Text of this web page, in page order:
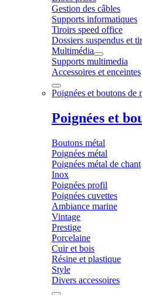
Gestion des câbles
Supports informatiques
Tiroirs speed office
Dossiers suspendus et
Multimédia
Supports multimedia
Accessoires et enceintes
Poignées et boutons de
Poignées et
Boutons métal
Poignées métal
Poignées métal de chant
Inox
Poignées profil
Poignées cuvettes
Ambiance marine
Vintage
Prestige
Porcelaine
Cuir et bois
Résine et plastique
Style
Divers accessoires